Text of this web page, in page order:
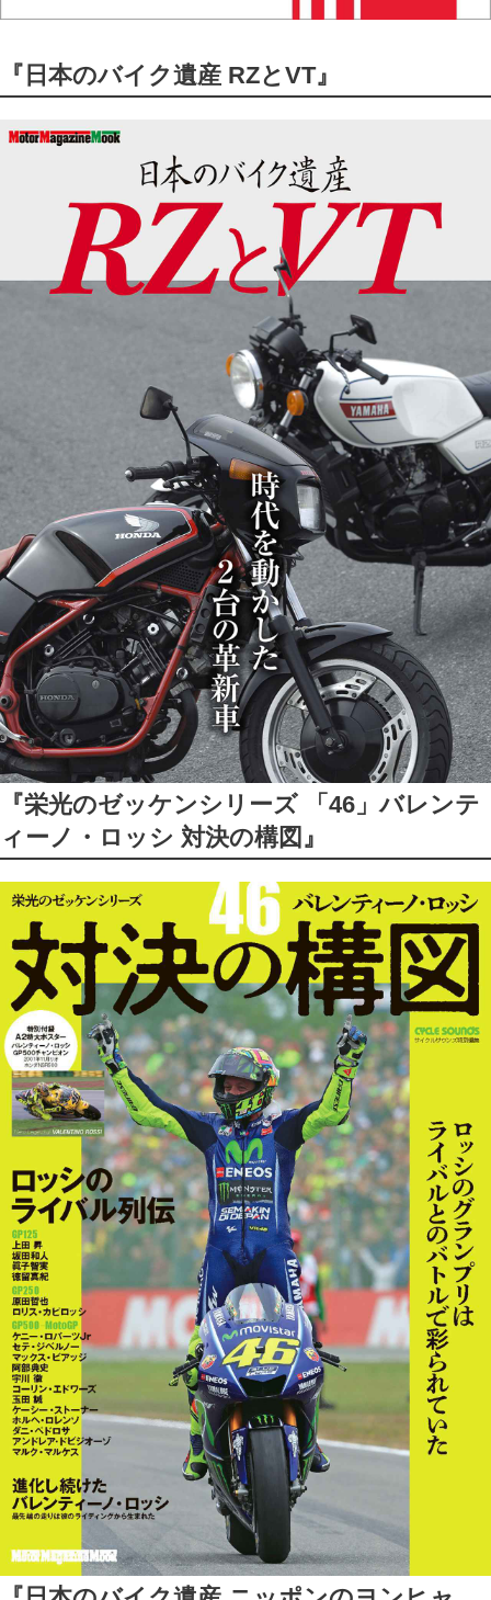
『日本のバイク遺産 RZとVT』
『栄光のゼッケンシリーズ 「46」バレンテ
ィーノ・ロッシ 対決の構図』